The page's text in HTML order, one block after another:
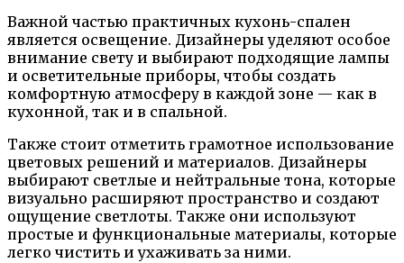
Важной частью практичных кухонь-спален
является освещение. Дизайнеры уделяют особое
внимание свету и выбирают подходящие лампы
и осветительные приборы, чтобы создать
комфортную атмосферу в каждой зоне — как в
кухонной, так и в спальной.
Также стоит отметить грамотное использование
цветовых решений и материалов. Дизайнеры
выбирают светлые и нейтральные тона, которые
визуально расширяют пространство и создают
ощущение светлоты. Также они используют
простые и функциональные материалы, которые
легко чистить и ухаживать за ними.